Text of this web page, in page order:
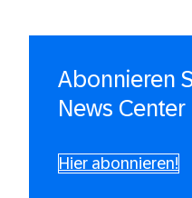
Abonnieren
News
Hier abonnieren!